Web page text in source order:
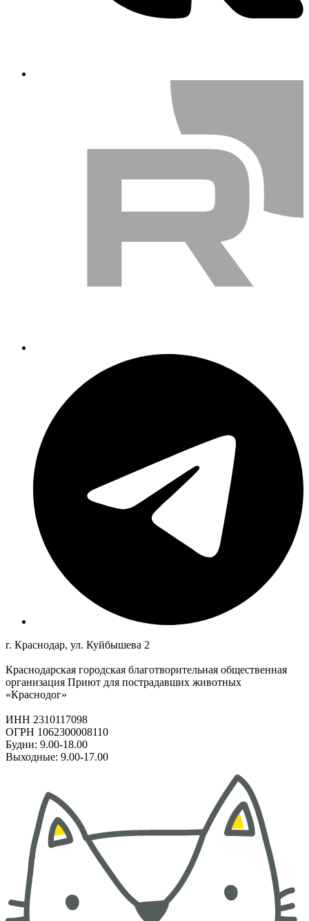
г. Краснодар, ул. Куйбышева 2
Краснодарская городская благотворительная общественная
организация Приют для пострадавших животных
«Краснодог»
ИНН 2310117098
ОГРН 1062300008110
Будни: 9.00-18.00
Выходные: 9.00-17.00